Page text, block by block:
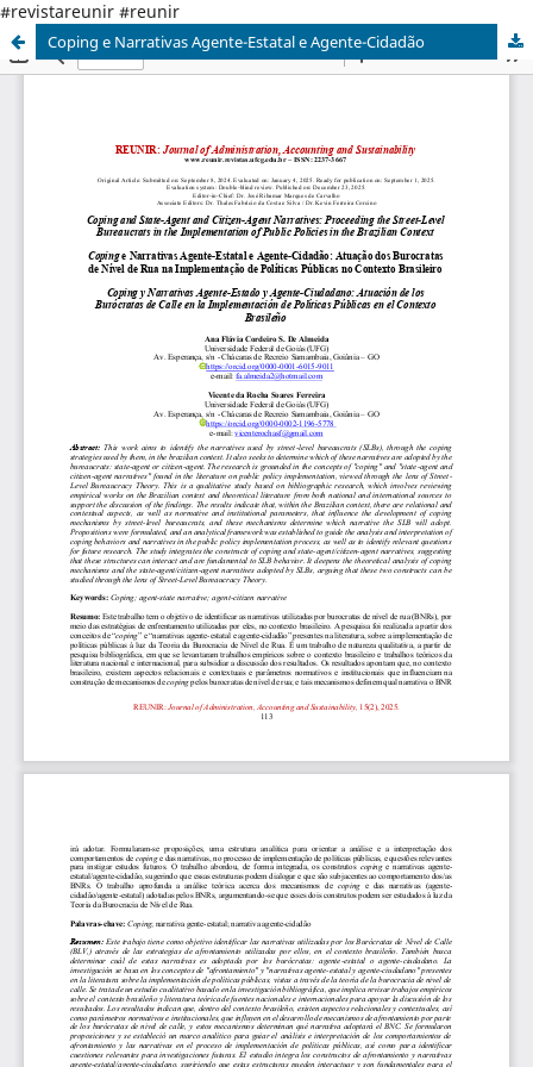
#revistareunir #reunir
Coping e Narrativas Agente-Estatal e Agente-Cidadão